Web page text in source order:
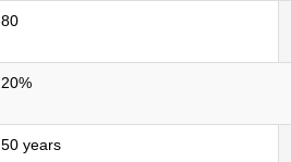
80
20%
50 years